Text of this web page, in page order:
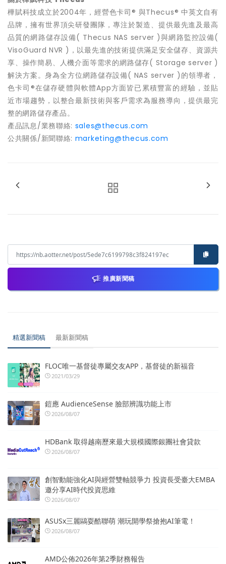
樺賦科技成立於2004年，經營色卡司® 與Thecus® 中英文自有
品牌，擁有世界頂尖研發團隊，專注於製造、提供最先進及最高
品質的網路儲存設備( Thecus NAS server )與網路監控設備(
VisoGuard NVR )，以最先進的技術提供滿足安全儲存、資源共
享、操作簡易、人機介面等需求的網路儲存( Storage server )
解決方案。身為全方位網路儲存設備( NAS server )的領導者，
色卡司®在儲存硬體與軟體App方面皆已累積豐富的經驗，並貼
近市場趨勢，以整合最新技術與客戶需求為服務導向，提供最完
整的網路儲存產品。
產品訊息/業務聯絡: sales@thecus.com
公共關係/新聞聯絡: marketing@thecus.com
推廣新聞稿
精選新聞稿 最新新聞稿
FLOC唯一基督徒專屬交友APP，基督徒的新福音
2021/03/29
鎧應 AudienceSense 臉部辨識功能上市
2026/08/07
HDBank 取得越南歷來最大規模國際銀團社會貸款
2026/08/07
創智動能強化AI與經營雙軸競爭力 投資長受臺大EMBA
邀分享AI時代投資思維
2026/08/07
ASUSx三麗鷗耍酷聯萌 潮玩開學祭搶抱AI筆電！
2026/08/07
AMD公佈2026年第2季財務報告